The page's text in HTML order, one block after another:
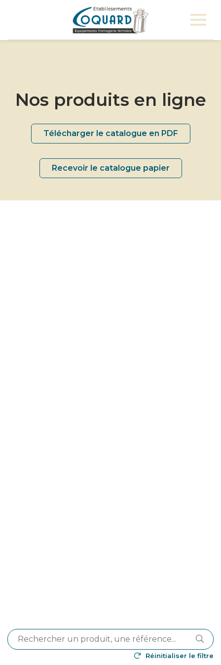
Nos produits en ligne
Télécharger le catalogue en PDF
Recevoir le catalogue papier
Réinitialiser le filtre